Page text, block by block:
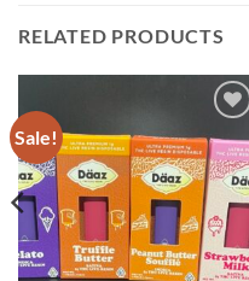
RELATED PRODUCTS
Sale!
Add to
wishlist